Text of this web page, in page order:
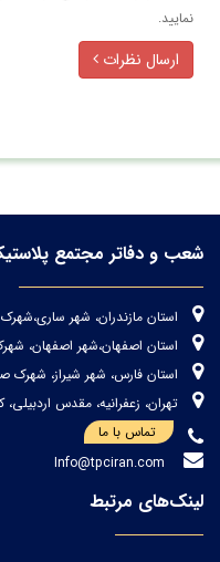
نمایید.
ارسال نظرات
شعب و دفاتر مجتمع
استان مازندران، شهر
استان اصفهان،شهر اصفهان،
استان فارس، شهر شیراز، شهرک
تهران، زعفرانیه، مقدس اردبیلی، کوچه
تماس با ما
لینک‌های مرتبط